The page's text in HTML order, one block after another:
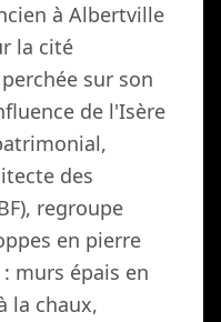
à Albertville
la cité
sur son
de l'Isère
des
regroupe
en pierre
murs épais en
la chaux,